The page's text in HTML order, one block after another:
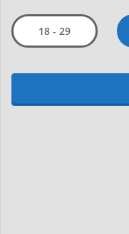
18 - 29